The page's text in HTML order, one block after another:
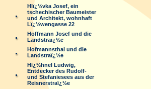
Hlï¿½vka Josef, ein
tschechischer Baumeister
und Architekt, wohnhaft
Lï¿½wengasse 22
Hoffmann Josef und die
Landstraï¿½e
Hofmannsthal und die
Landstraï¿½e
Hï¿½hnel Ludwig,
Entdecker des Rudolf-
und Stefaniesees aus der
Reisnerstraï¿½e